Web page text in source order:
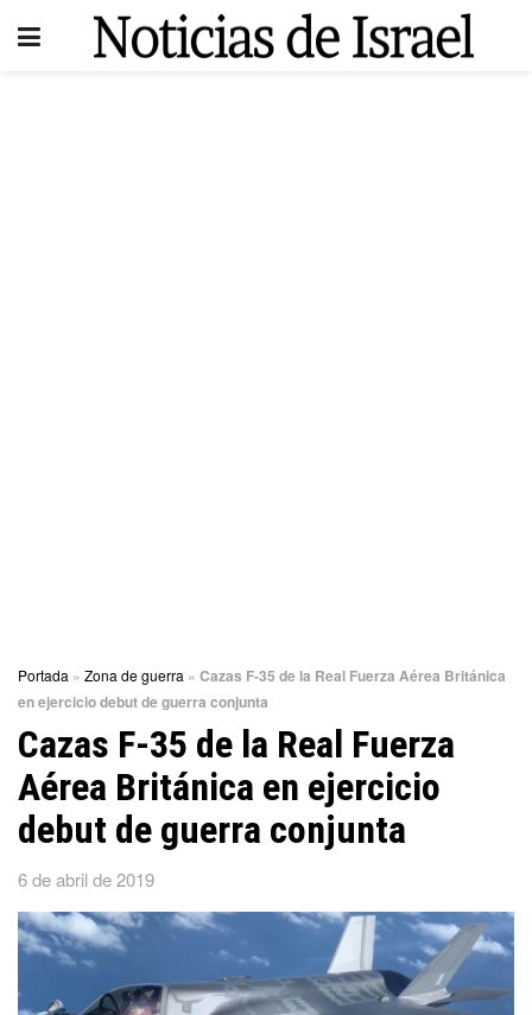
Portada » Zona de guerra » Cazas F-35 de la Real Fuerza Aérea Británica
en ejercicio debut de guerra conjunta
Cazas F-35 de la Real Fuerza
Aérea Británica en ejercicio
debut de guerra conjunta
6 de abril de 2019